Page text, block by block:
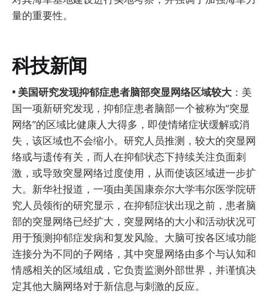
量的重要性。
科技新闻
• 美国研究发现抑郁症患者脑部突显网络区域较大 ：美
国一项新研究发现，抑郁症患者脑部一个被称为“突显
网络”的区域比健康人大得多，即使情绪症状缓解或消
失，该区域也不会缩小。研究人员推测，较大的突显网
络或与遗传有关，而人在抑郁状态下持续关注负面刺
激，或导致突显网络过度使用，从而使该区域进一步扩
大。新华社报道，一项由美国康奈尔大学韦尔医学院研
究人员领衔的研究显示，在抑郁症状出现之前，患者脑
部的突显网络已经扩大，突显网络的大小和活动状况可
用于预测抑郁症发病和复发风险。大脑可按各区域功能
连接分为不同的子网络，其中突显网络由多个与认知和
情感相关的区域组成，它负责监测外部世界，并谨慎决
定其他大脑网络对于新信息与刺激的反应。